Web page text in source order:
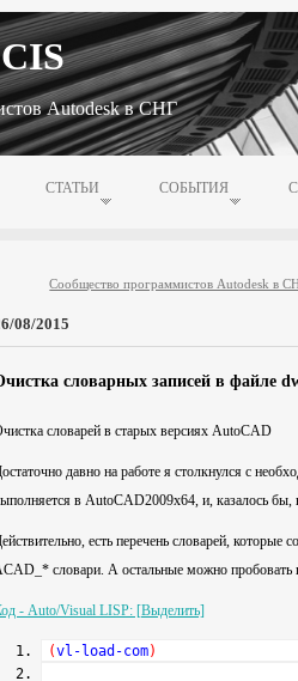
Autodesk в СНГ
СТАТЬИ СОБЫТИЯ
Сообщество программистов Autodesk в
08/2015
словарных записей в файле
словарей в старых версиях AutoCAD
давно на работе я столкнулся с
в AutoCAD2009x64, и, казалось бы,
есть перечень словарей,
словари. А остальные можно пробовать
- Auto/Visual LISP: [Выделить]
(vl-load-com)